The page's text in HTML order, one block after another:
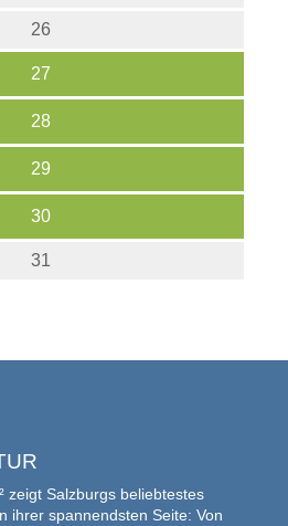
26
27
28
29
30
31
zeigt Salzburgs beliebtestes
ihrer spannendsten Seite: Von